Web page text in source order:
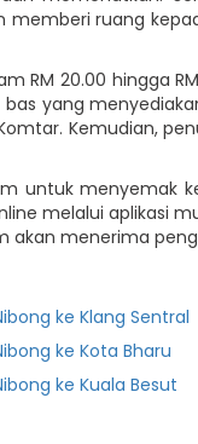
ruang
RM 20.00 hingga
yang
Kemudian,
untuk
melalui aplikasi
akan menerima
ke Klang Sentral
ke Kota Bharu
ke Kuala Besut